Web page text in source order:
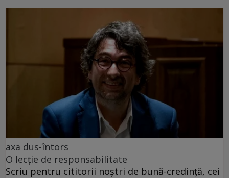
axa dus-întors
O lecție de responsabilitate
Scriu pentru cititorii noștri de bună-credință, cei